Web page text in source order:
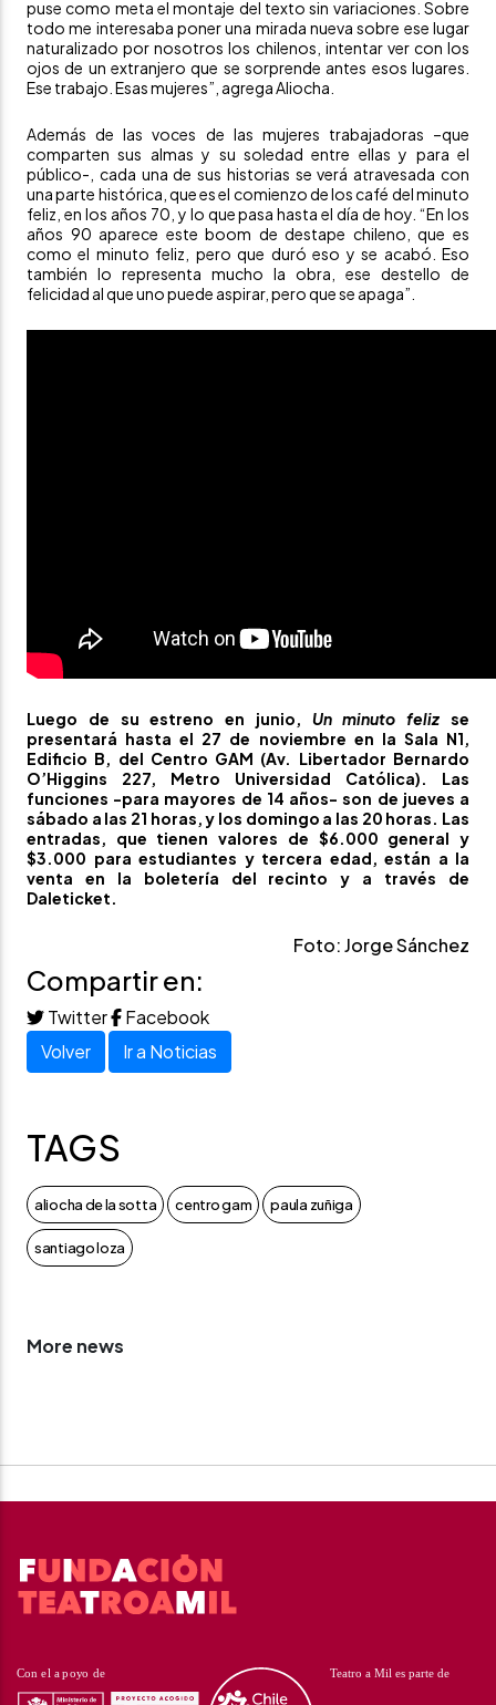
puse como meta el montaje del texto sin variaciones. Sobre
todo me interesaba poner una mirada nueva sobre ese lugar
naturalizado por nosotros los chilenos, intentar ver con los
ojos de un extranjero que se sorprende antes esos lugares.
Ese trabajo. Esas mujeres”, agrega Aliocha.
Además de las voces de las mujeres trabajadoras –que
comparten sus almas y su soledad entre ellas y para el
público-, cada una de sus historias se verá atravesada con
una parte histórica, que es el comienzo de los café del minuto
feliz, en los años 70, y lo que pasa hasta el día de hoy. “En los
años 90 aparece este boom de destape chileno, que es
como el minuto feliz, pero que duró eso y se acabó. Eso
también lo representa mucho la obra, ese destello de
felicidad al que uno puede aspirar, pero que se apaga”.
Luego de su estreno en junio, Un minuto feliz se
presentará hasta el 27 de noviembre en la Sala N1,
Edificio B, del Centro GAM (Av. Libertador Bernardo
O’Higgins 227, Metro Universidad Católica). Las
funciones -para mayores de 14 años- son de jueves a
sábado a las 21 horas, y los domingo a las 20 horas. Las
entradas, que tienen valores de $6.000 general y
$3.000 para estudiantes y tercera edad, están a la
venta en la boletería del recinto y a través de
Daleticket.
Foto: Jorge Sánchez
Compartir en:
Twitter
Facebook
Volver
Ir a Noticias
TAGS
aliocha de la sotta centro gam paula zuñiga
santiago loza
More news